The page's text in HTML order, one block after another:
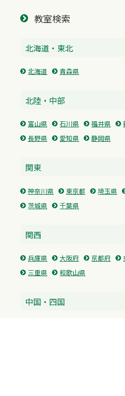
教室検索
北海道・東北
北海道 青森県
北陸・中部
富山県 石川県 福井県
長野県
愛知県 静岡県
関東
神奈川県 東京都 埼玉県
茨城県
千葉県
関西
兵庫県 大阪府 京都府
三重県
和歌山県
中国・四国